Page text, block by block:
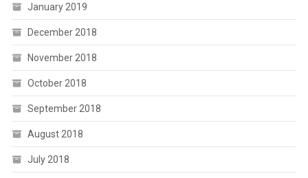
January 2019
December 2018
November 2018
October 2018
September 2018
August 2018
July 2018